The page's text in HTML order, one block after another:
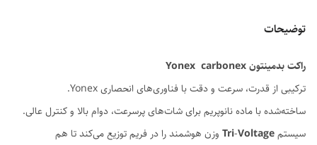
وزن
ساخت کشور ژاپن
توضیحات
راکتبدمینتون Yonex carbonex
ترکیبی از قدرت، سرعت و دقت با فناوری‌های انحصاری Yonex.
ساخته‌شده با ماده نانوپریم برای شات‌های پرسرعت، دوام بالا و کنترل عالی.
سیستم
Tri-Voltage
وزن هوشمند را در فریم توزیع می‌کند تا هم